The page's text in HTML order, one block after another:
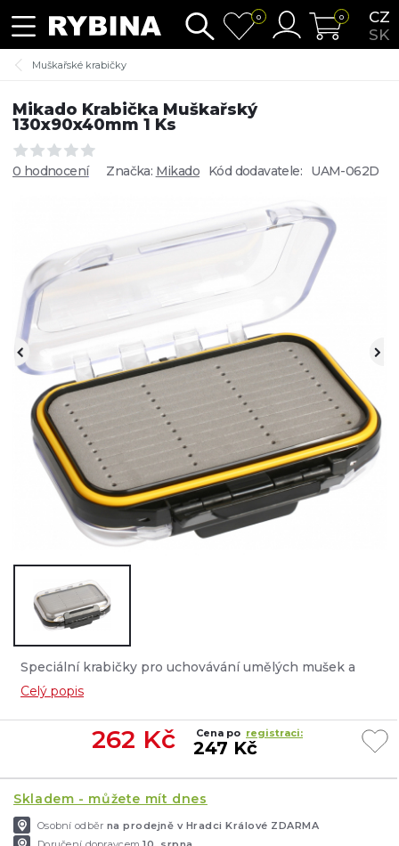
CZ
SK
0 0
Muškařské krabičky
Mikado Krabička Muškařský
130x90x40mm 1 Ks
0 hodnocení Značka: Mikado Kód dodavatele: UAM-062D
Speciální krabičky pro uchovávání umělých mušek a
drobností potřebných pro každého muškaře....
Celý popis
262 Kč Cena po registraci:
247 Kč
Skladem - můžete mít dnes
Osobní odběr na prodejně v Hradci Králové ZDARMA